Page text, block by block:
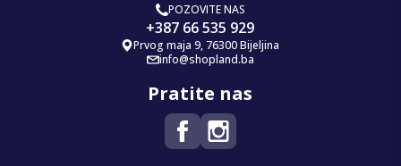
POZOVITE NAS
+387 66 535 929
Prvog maja 9, 76300 Bijeljina
info@shopland.ba
Pratite nas